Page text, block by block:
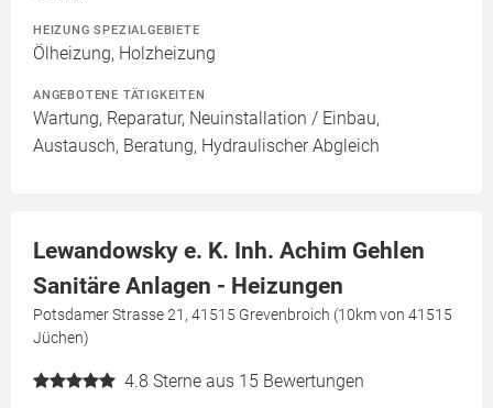
HEIZUNG SPEZIALGEBIETE
Ölheizung, Holzheizung
ANGEBOTENE TÄTIGKEITEN
Wartung, Reparatur, Neuinstallation / Einbau,
Austausch, Beratung, Hydraulischer Abgleich
Lewandowsky e. K. Inh. Achim Gehlen
Sanitäre Anlagen - Heizungen
Potsdamer Strasse 21, 41515 Grevenbroich (10km von 41515
Jüchen)
4.8 Sterne aus 15 Bewertungen